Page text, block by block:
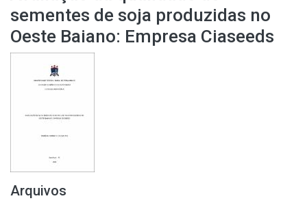
sementes de soja produzidas no
Oeste Baiano: Empresa Ciaseeds
Arquivos